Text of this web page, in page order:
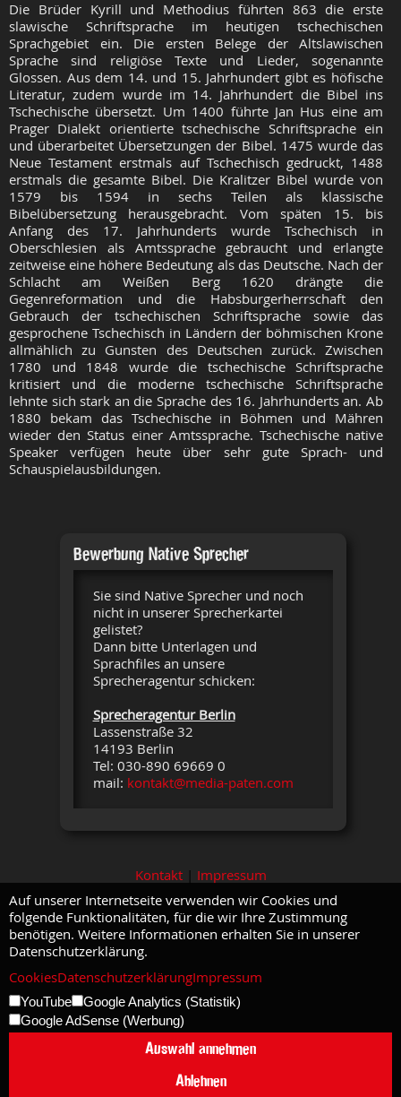
Die Brüder Kyrill und Methodius führten 863 die erste
slawische Schriftsprache im heutigen tschechischen
Sprachgebiet ein. Die ersten Belege der Altslawischen
Sprache sind religiöse Texte und Lieder, sogenannte
Glossen. Aus dem 14. und 15. Jahrhundert gibt es höfische
Literatur, zudem wurde im 14. Jahrhundert die Bibel ins
Tschechische übersetzt. Um 1400 führte Jan Hus eine am
Prager Dialekt orientierte tschechische Schriftsprache ein
und überarbeitet Übersetzungen der Bibel. 1475 wurde das
Neue Testament erstmals auf Tschechisch gedruckt, 1488
erstmals die gesamte Bibel. Die Kralitzer Bibel wurde von
1579 bis 1594 in sechs Teilen als klassische
Bibelübersetzung herausgebracht. Vom späten 15. bis
Anfang des 17. Jahrhunderts wurde Tschechisch in
Oberschlesien als Amtssprache gebraucht und erlangte
zeitweise eine höhere Bedeutung als das Deutsche. Nach der
Schlacht am Weißen Berg 1620 drängte die
Gegenreformation und die Habsburgerherrschaft den
Gebrauch der tschechischen Schriftsprache sowie das
gesprochene Tschechisch in Ländern der böhmischen Krone
allmählich zu Gunsten des Deutschen zurück. Zwischen
1780 und 1848 wurde die tschechische Schriftsprache
kritisiert und die moderne tschechische Schriftsprache
lehnte sich stark an die Sprache des 16. Jahrhunderts an. Ab
1880 bekam das Tschechische in Böhmen und Mähren
wieder den Status einer Amtssprache. Tschechische native
Speaker verfügen heute über sehr gute Sprach- und
Schauspielausbildungen.
Bewerbung Native Sprecher
Sie sind Native Sprecher und noch
nicht in unserer Sprecherkartei
gelistet?
Dann bitte Unterlagen und
Sprachfiles an unsere
Sprecheragentur schicken:
Sprecheragentur Berlin
Lassenstraße 32
14193 Berlin
Tel: 030-890 69669 0
mail: kontakt@media-paten.com
Kontakt| Impressum
Auf unserer Internetseite verwenden wir Cookies und
folgende Funktionalitäten, für die wir Ihre Zustimmung
benötigen. Weitere Informationen erhalten Sie in unserer
Datenschutzerklärung.
CookiesDatenschutzerklärungImpressum
YouTube
Google Analytics (Statistik)
Google AdSense (Werbung)
Auswahl annehmen
Ablehnen